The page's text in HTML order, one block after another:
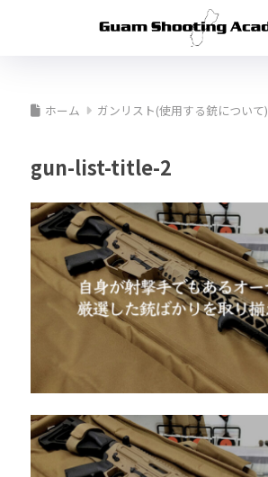
ホーム ガンリスト(使用する銃について)
gun-list-title-2